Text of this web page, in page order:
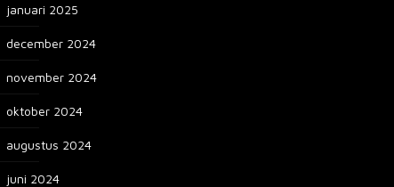
januari 2025
december 2024
november 2024
oktober 2024
augustus 2024
juni 2024